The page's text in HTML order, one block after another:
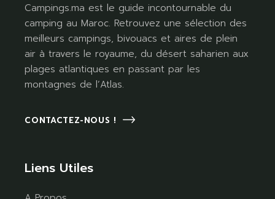
Campings.ma est le guide incontournable du
camping au Maroc. Retrouvez une sélection des
meilleurs campings, bivouacs et aires de plein
air à travers le royaume, du désert saharien aux
plages atlantiques en passant par les
montagnes de l’Atlas.
CONTACTEZ-NOUS !
Liens Utiles